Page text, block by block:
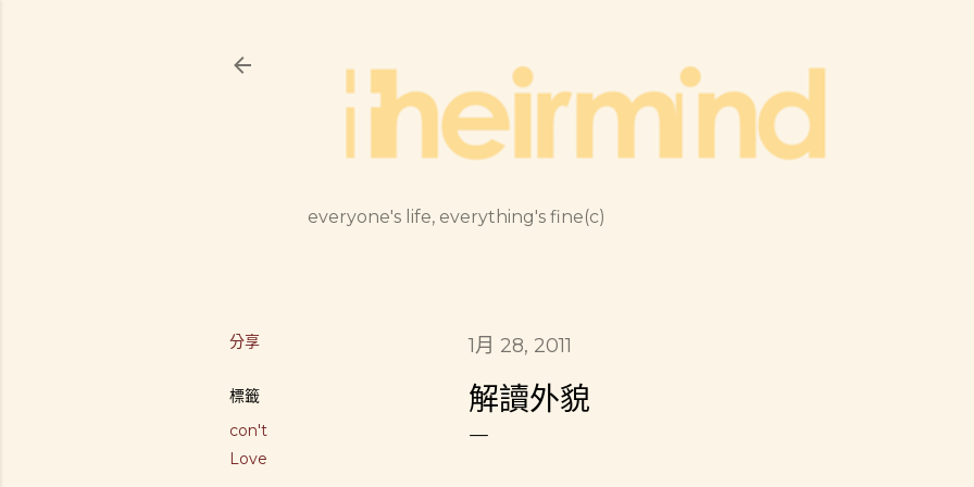
everyone's life, everything's fine(c)
分享
標籤
con't
Love
1月 28, 2011
解讀外貌